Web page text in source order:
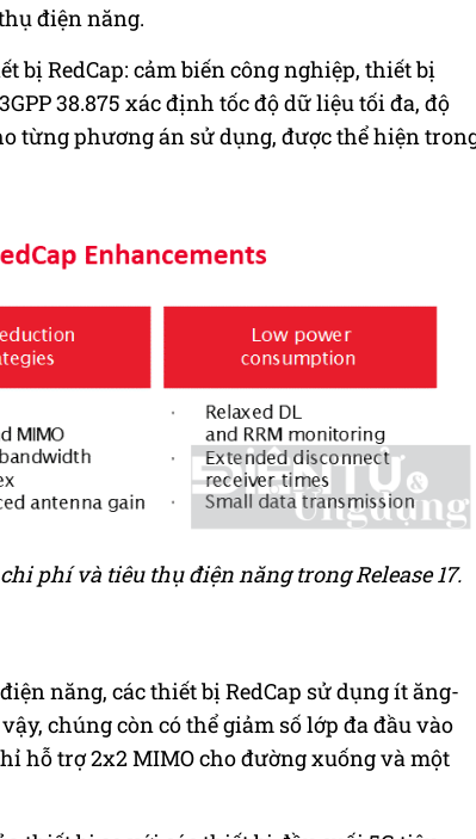
điện năng.
bị RedCap: cảm biến công nghiệp, thiết bị
38.875 xác định tốc độ dữ liệu tối đa, độ
từng phương án sử dụng, đượcthể hiện
phí và tiêu thụ điện năng trong Release 17.
năng, các thiết bị RedCap sử dụng ít ăng-
chúng còn có thể giảm số lớp đa đầu vào
hỗ trợ 2x2 MIMO cho đường xuống và một